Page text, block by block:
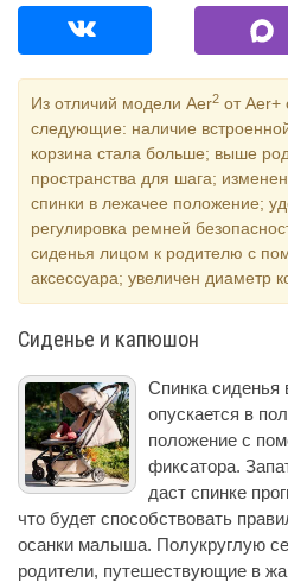
Из отличий модели Aer2 от Aer+
следующие: наличие
корзина стала больше; выше
пространства для шага;
спинки в лежачее положение;
регулировка ремней
сиденья лицом к родителю с
аксессуара; увеличен диаметр
Сиденье и капюшон
Спинка сиденья
опускается в
положение с
фиксатора.
даст спинке
что будет способствовать
осанки малыша. Полукруглую
родители, путешествующие в